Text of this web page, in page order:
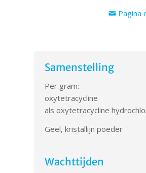
Pagina
Samenstelling
Per gram:
oxytetracycline
als oxytetracycline
Geel, kristallijn poeder
Wachttijden